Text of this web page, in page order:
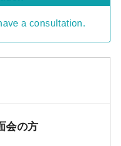
a consultation.
会の方